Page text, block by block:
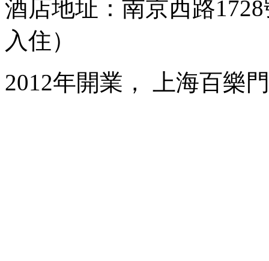
酒店地址：南京西路
入住）
2012年開業， 上海百